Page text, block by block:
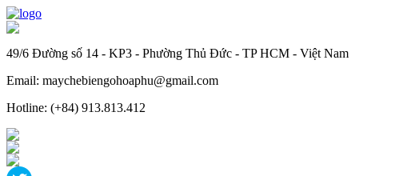
49/6 Đường số 14 - KP3 - Phường Thủ Đức - TP HCM - Việt Nam
Email: maychebiengohoaphu@gmail.com
Hotline: (+84) 913.813.412